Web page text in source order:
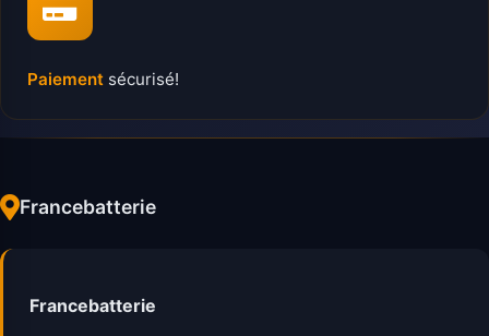
Paiement sécurisé!
Francebatterie
Francebatterie